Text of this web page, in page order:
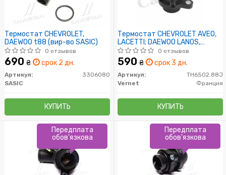
Термостат CHEVROLET,
DAEWOO t88 (вир-во SASIC)
0 отзывов
690 ₴ срок 2 дн.
Артикул:
3306080
SASIC
КУПИТЬ
Термостат CHEVROLET AVEO,
LACETTI; DAEWOO LANOS,
NUBIRA 1.4/1.6/1.8 05.97-
0 отзывов
590 ₴ срок 3 дн.
Артикул:
TH6502.88J
Vernet
Франция
КУПИТЬ
Передплата
обов'язкова
Передплата
обов'язкова